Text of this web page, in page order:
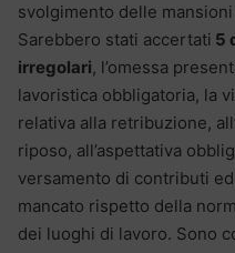
svolgimento delle
Sarebbero stati accertati 5
irregolari, l’omessa
lavoristica obbligatoria, la
relativa alla retribuzione,
riposo, all’aspettativa
versamento di contributi
mancato rispetto della
dei luoghi di lavoro. Sono